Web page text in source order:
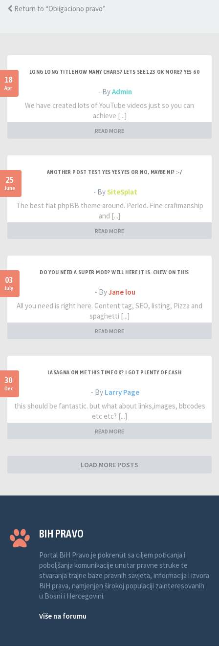
Return to “Obligaciono pravo”
18
Apr
LONG LONG TITLE HOW MANY CHARS? LETS SEE 123 OK MORE? YES 60
- ByAdmin
We have created lots of YouTube videos just so you can
achieve [...]
READ MORE
25
June
ANOTHER POST TEST YES YES YES OR NO, MAYBE NI? :-/
- BySiteSplat
The best flat phpBB theme around. Period. Fine craftmanship
and [...]
READ MORE
03
July
DO YOU NEED A SUPER MOD? WELL HERE IT IS. CHEW ON THIS
- ByJane lou
All you need is right here. Content tag, SEO, listing, Pizza and
spaghetti [...]
READ MORE
30
Dec
LASAGNA ON ME THIS TIME OK? I GOT PLENTY OF CASH
- By Larry Page
this should be fantastic. but what about links,images, bbcodes
etc etc? [...]
READ MORE
LOAD MORE POSTS
BIH PRAVO
Portal BiH Pravo je pokrenut sa ciljem poticanja i
poboljšanja komunikacije unutar pravne struke te
stvaranja trajne baze pravnih savjeta, informacija i izvora
BiH prava, namjenjen širokoj populaciji zainteresovanih
u Bosni i Hercegovini.
Više na forumu